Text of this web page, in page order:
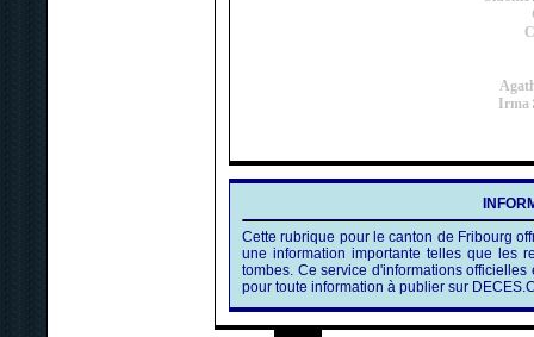
Irma
Cette rubrique pour le canton de Fribourg
une information importante telles que les
tombes. Ce service d'informations
pour toute information à publier sur